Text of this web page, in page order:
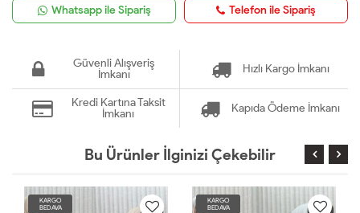
Whatsapp ile Sipariş Telefon ile Sipariş
Güvenli Alışveriş
İmkanı
Hızlı Kargo İmkanı
Kredi Kartına Taksit
İmkanı
Kapıda Ödeme İmkanı
Bu Ürünler İlginizi Çekebilir
KARGO
BEDAVA
KARGO
BEDAVA